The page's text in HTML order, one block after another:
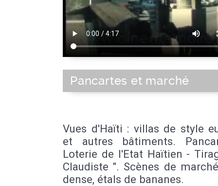
Pancartes et marché
Vues d'Haïti : villas de style
et autres bâtiments.
Loterie de l'Etat Haïtien -
Claudiste ". Scènes de
dense, étals de bananes.